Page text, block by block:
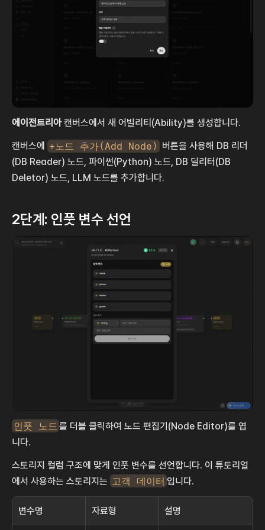
에이전트리아 캔버스에서 새 어빌리티(Ability)를 생성합니다.
캔버스에 +노드 추가(Add Node) 버튼을 사용해 DB 리더
(DB Reader) 노드, 파이썬(Python) 노드, DB 딜리터(DB
Deletor) 노드, LLM 노드를 추가합니다.
2단계: 인풋 변수 선언
인풋 노드 를 더블 클릭하여 노드 편집기(Node Editor)를 엽
니다.
스토리지 컬럼 구조에 맞게 인풋 변수를 선언합니다. 이 튜토리얼
에서 사용하는 스토리지는 고객 데이터 입니다.
변수명 자료형 설명